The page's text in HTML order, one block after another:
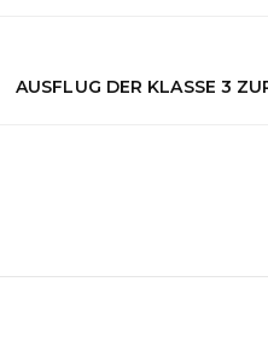
AUSFLUG DER KLASSE 3